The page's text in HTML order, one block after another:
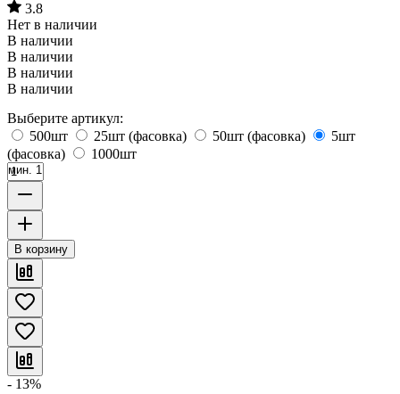
3.8
Нет в наличии
В наличии
В наличии
В наличии
В наличии
Выберите артикул:
500шт
25шт (фасовка) 50шт (фасовка)
5шт
(фасовка)
1000шт
мин. 1
В корзину
- 13%